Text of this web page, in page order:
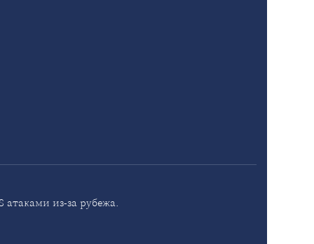
из-за рубежа.